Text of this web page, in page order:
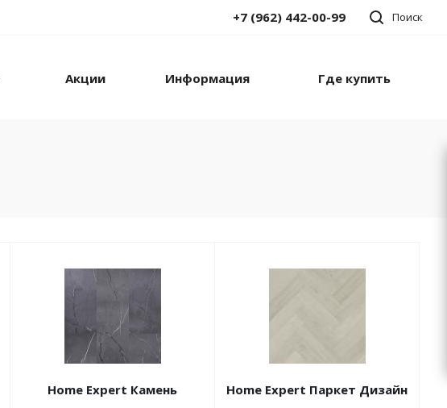
Поиск
+7 (962) 442-00-99
Акции Информация Где купить
Home Expert Камень Home Expert Паркет Дизайн